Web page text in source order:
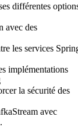
différentes
avec des
les services
implémentations
la sécurité des
avec